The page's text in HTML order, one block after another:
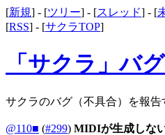
[新規] - [ツリー] - [スレッド] - [
[RSS] - [サクラTOP]
「サクラ」バ
サクラのバグ（不具合）を報告
@110■ (#299) MIDIが生成しな